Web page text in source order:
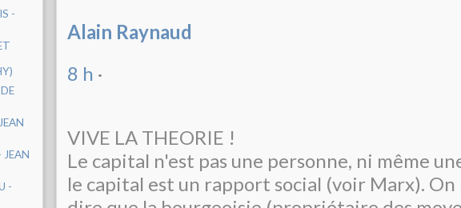
-
-
Alain Raynaud
8 h ·
VIVE LA THEORIE !
Le capital n'est pas une personne, ni même
le capital est un rapport social (voir Marx). On